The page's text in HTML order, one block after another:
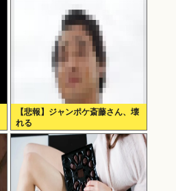
【悲報】ジャンポケ斎藤さん、壊
れる